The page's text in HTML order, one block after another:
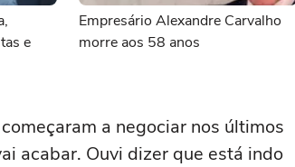
e
Empresário Alexandre Carvalho
morre aos 58 anos
a negociar nos últimos
acabar. Ouvi dizer que está indo